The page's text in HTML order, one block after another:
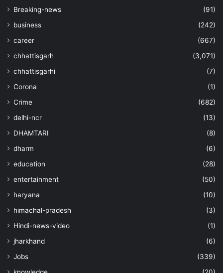
Breaking-news
(91)
business
(242)
career
(667)
chhattisgarh
(3,071)
chhattisgarhi
(7)
Corona
(1)
Crime
(682)
delhi-ncr
(13)
DHAMTARI
(8)
dharm
(6)
education
(28)
entertainment
(50)
haryana
(10)
himachal-pradesh
(3)
Hindi-news-video
(1)
jharkhand
(6)
Jobs
(339)